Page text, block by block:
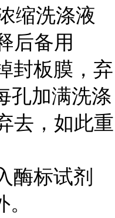
缩洗涤液
后备用
封板膜，弃
孔加满洗涤
去，如此重
酶标试剂